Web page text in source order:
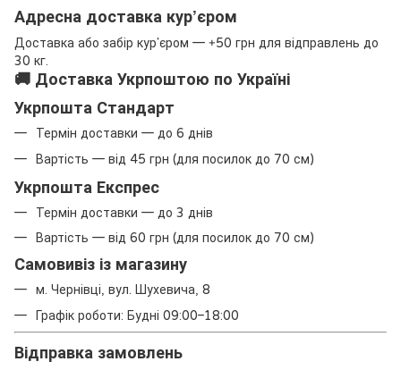
Адресна доставка кур’єром
Доставка або забір кур’єром — +50 грн для відправлень до
30 кг.
🚚 Доставка Укрпоштою по Україні
Укрпошта Стандарт
Термін доставки — до 6 днів
Вартість — від 45 грн (для посилок до 70 см)
Укрпошта Експрес
Термін доставки — до 3 днів
Вартість — від 60 грн (для посилок до 70 см)
Самовивіз із магазину
м. Чернівці, вул. Шухевича, 8
Графік роботи: Будні 09:00–18:00
Відправка замовлень